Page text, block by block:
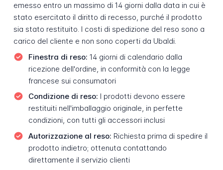
emesso entro un massimo di 14 giorni dalla data in cui è
stato esercitato il diritto di recesso, purché il prodotto
sia stato restituito. I costi di spedizione del reso sono a
carico del cliente e non sono coperti da Ubaldi.
Finestra di reso: 14 giorni di calendario dalla
ricezione dell'ordine, in conformità con la legge
francese sui consumatori
Condizione di reso: I prodotti devono essere
restituiti nell'imballaggio originale, in perfette
condizioni, con tutti gli accessori inclusi
Autorizzazione al reso: Richiesta prima di spedire il
prodotto indietro; ottenuta contattando
direttamente il servizio clienti